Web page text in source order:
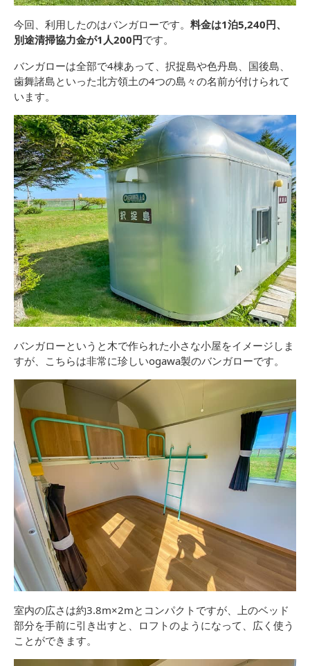
今回、利用したのはバンガローです。 料金は1泊5,240円、
別途清掃協力金が1人200円です。
バンガローは全部で4棟あって、択捉島や色丹島、国後島、
歯舞諸島といった北方領土の4つの島々の名前が付けられて
います。
バンガローというと木で作られた小さな小屋をイメージしま
すが、こちらは非常に珍しいogawa製のバンガローです。
室内の広さは約3.8m×2mとコンパクトですが、上のベッド
部分を手前に引き出すと、ロフトのようになって、広く使う
ことができます。